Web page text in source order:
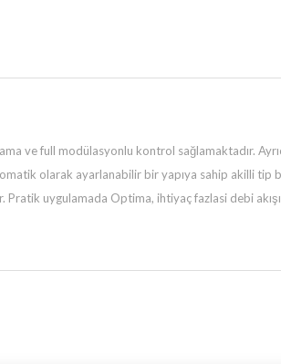
ve full modülasyonlu kontrol sağlamaktadır.
olarak ayarlanabilir bir yapıya sahip akilli tip
uygulamada Optima, ihtiyaç fazlasi debi